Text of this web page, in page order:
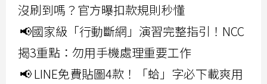
沒刷到嗎？官方曝扣款規則秒懂
📢國家級「行動斷網」演習完整指引！NCC
揭3重點：勿用手機處理重要工作
📢 LINE免費貼圖4款！「蛤」字必下載爽用